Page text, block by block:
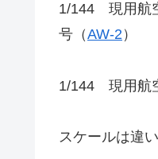
1/144 現用航
号（AW-2）
1/144 現用航
スケールは違